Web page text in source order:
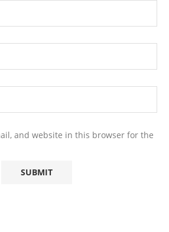
and website in this browser for the